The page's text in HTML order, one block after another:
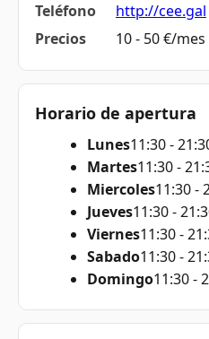
Teléfono
http://cee.gal
Precios
10 - 50 €/
Horario de apertura
Lunes11:30 -
Martes11:30 -
Miercoles11:30 -
Jueves11:30 -
Viernes11:30 -
Sabado11:30 -
Domingo11:30 -